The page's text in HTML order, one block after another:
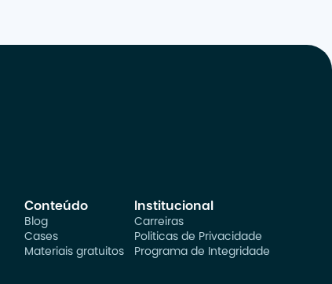
Conteúdo
Blog
Cases
Materiais gratuitos
Institucional
Carreiras
Politicas de Privacidade
Programa de Integridade